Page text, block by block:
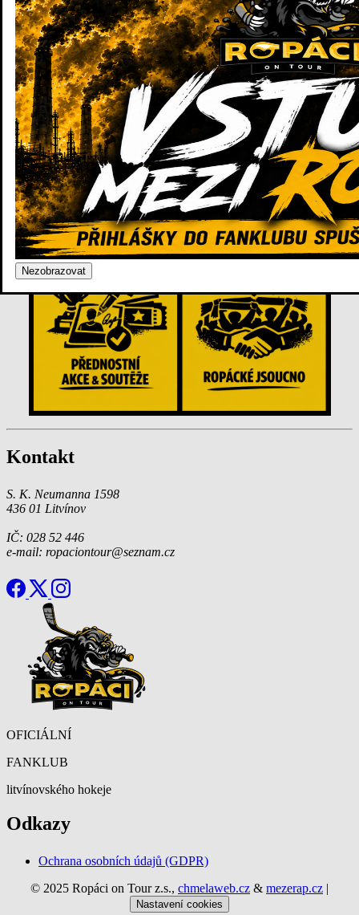
Nezobrazovat
playoff, kdy vstupenek je vždy omezené množství. Členové RoT
mají nezpochybnitelné právo přednostního výběru.
• V neposlední řadě bychom jako výhodu označili být součástí
ropáckého jsoucna, které navozuje pocit sounáležitosti v různorodé
mase lidí, kteří cítí úzké sepětí mezi sebou a hráči na ledě, který
chceme podporovat a "reprezentovat". Toto považujeme za velkou
výhodu a zároveň za jedno z hlavních poslání RoT.
Kontakt
S. K. Neumanna 1598
436 01 Litvínov
IČ: 028 52 446
e-mail: ropaciontour@seznam.cz
OFICIÁLNÍ
FANKLUB
litvínovského hokeje
Odkazy
Ochrana osobních údajů (GDPR)
© 2025 Ropáci on Tour z.s., chmelaweb.cz & mezerap.cz |
Nastavení cookies